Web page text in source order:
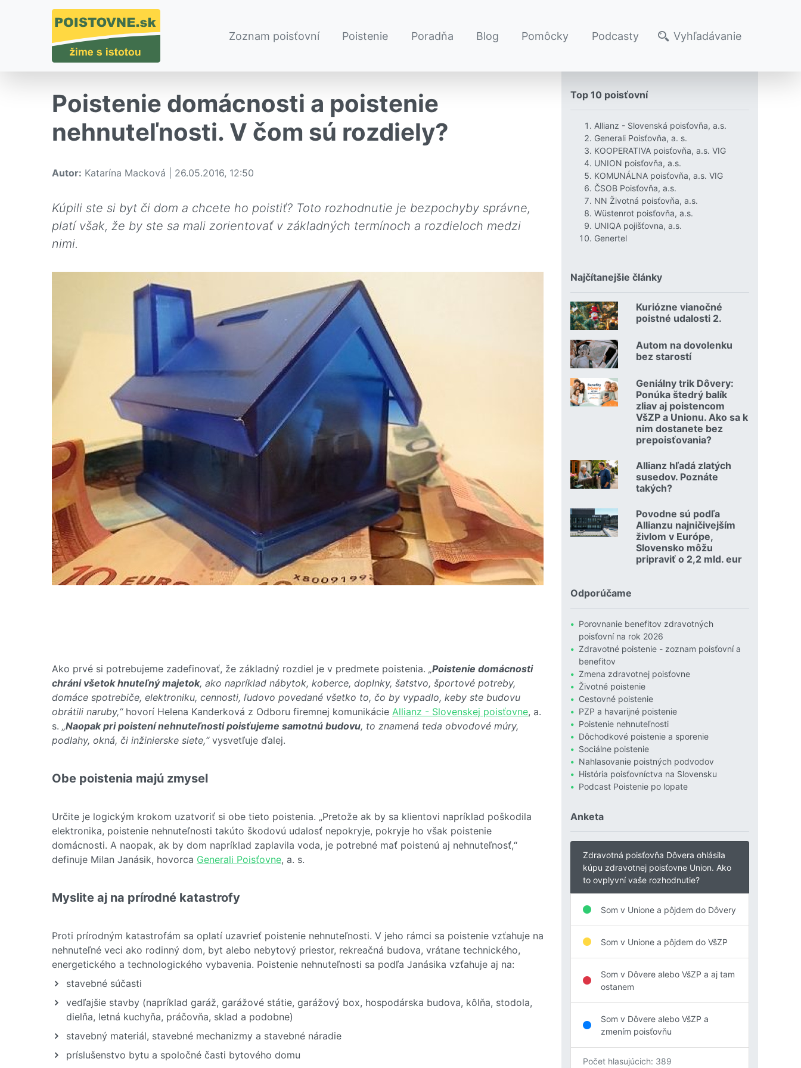
Zoznam poisťovní Poistenie Poradňa Blog Pomôcky Podcasty Vyhľadávanie
Poistenie domácnosti a poistenie
nehnuteľnosti. V čom sú rozdiely?
Autor: Katarína Macková | 26.05.2016, 12:50
Kúpili ste si byt či dom a chcete ho poistiť? Toto rozhodnutie je bezpochyby správne,
platí však, že by ste sa mali zorientovať v základných termínoch a rozdieloch medzi
nimi.
Ako prvé si potrebujeme zadefinovať, že základný rozdiel je v predmete poistenia. „Poistenie domácnosti
chráni všetok hnuteľný majetok, ako napríklad nábytok, koberce, doplnky, šatstvo, športové potreby,
domáce spotrebiče, elektroniku, cennosti, ľudovo povedané všetko to, čo by vypadlo, keby ste budovu
obrátili naruby,“hovorí Helena Kanderková z Odboru firemnej komunikácie Allianz - Slovenskej poisťovne, a.
s. „Naopak pri poistení nehnuteľnosti poisťujeme samotnú budovu, to znamená teda obvodové múry,
podlahy, okná, či inžinierske siete,“vysvetľuje ďalej.
Obe poistenia majú zmysel
Určite je logickým krokom uzatvoriť si obe tieto poistenia. „Pretože ak by sa klientovi napríklad poškodila
elektronika, poistenie nehnuteľnosti takúto škodovú udalosť nepokryje, pokryje ho však poistenie
domácnosti. A naopak, ak by dom napríklad zaplavila voda, je potrebné mať poistenú aj nehnuteľnosť,“
definuje Milan Janásik, hovorca Generali Poisťovne, a. s.
Myslite aj na prírodné katastrofy
Proti prírodným katastrofám sa oplatí uzavrieť poistenie nehnuteľnosti. V jeho rámci sa poistenie vzťahuje na
nehnuteľné veci ako rodinný dom, byt alebo nebytový priestor, rekreačná budova, vrátane technického,
energetického a technologického vybavenia. Poistenie nehnuteľnosti sa podľa Janásika vzťahuje aj na:
stavebné súčasti
vedľajšie stavby (napríklad garáž, garážové státie, garážový box, hospodárska budova, kôlňa, stodola,
dielňa, letná kuchyňa, práčovňa, sklad a podobne)
stavebný materiál, stavebné mechanizmy a stavebné náradie
príslušenstvo bytu a spoločné časti bytového domu
Top 10 poisťovní
Allianz - Slovenská poisťovňa, a.s.
Generali Poisťovňa, a. s.
KOOPERATIVA poisťovňa, a.s. VIG
UNION poisťovňa, a.s.
KOMUNÁLNA poisťovňa, a.s. VIG
ČSOB Poisťovňa, a.s.
NN Životná poisťovňa, a.s.
Wüstenrot poisťovňa, a.s.
UNIQA pojišťovna, a.s.
Genertel
Najčítanejšie články
Kuriózne vianočné
poistné udalosti 2.
18.12.2024 | | redakcia
Autom na dovolenku
bez starostí
02.07.2026 |
Geniálny trik Dôvery:
Ponúka štedrý balík
zliav aj poistencom
VšZP a Unionu. Ako sa k
nim dostanete bez
prepoisťovania?
06.07.2026 | | redakcia
Allianz hľadá zlatých
susedov. Poznáte
takých?
08.07.2026 |
Povodne sú podľa
Allianzu najničivejším
živlom v Európe,
Slovensko môžu
pripraviť o 2,2 mld. eur
23.07.2026 |
Odporúčame
Porovnanie benefitov zdravotných
poisťovní na rok 2026
Zdravotné poistenie - zoznam poisťovní a
benefitov
Zmena zdravotnej poisťovne
Životné poistenie
Cestovné poistenie
PZP a havarijné poistenie
Poistenie nehnuteľnosti
Dôchodkové poistenie a sporenie
Sociálne poistenie
Nahlasovanie poistných podvodov
História poisťovníctva na Slovensku
Podcast Poistenie po lopate
Anketa
Zdravotná poisťovňa Dôvera ohlásila
kúpu zdravotnej poisťovne Union. Ako
to ovplyvní vaše rozhodnutie?
Som v Unione a pôjdem do Dôvery
Som v Unione a pôjdem do VšZP
Som v Dôvere alebo VšZP a aj tam
ostanem
Som v Dôvere alebo VšZP a
zmením poisťovňu
Počet hlasujúcich: 389